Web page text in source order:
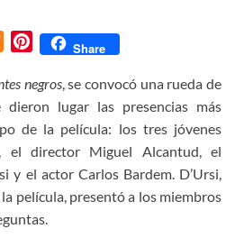
M
n
e
a
m
e
P
n
t
e
r
e
s
t
Share
negros, se convocó una rueda de
lugar las presencias más
de la película: los tres jóvenes
el director Miguel Alcantud, el
y el actor Carlos Bardem. D’Ursi,
película, presentó a los miembros